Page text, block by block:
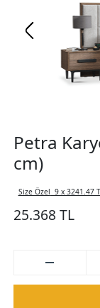
Petra
cm)
Size Özel 9 x 3241.47
25.368 TL